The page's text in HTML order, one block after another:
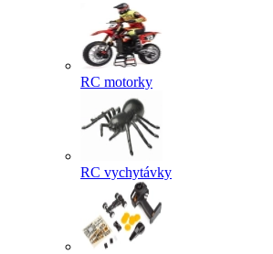
RC motorky
RC vychytávky